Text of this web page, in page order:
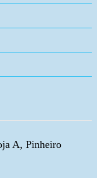
A, Pinheiro